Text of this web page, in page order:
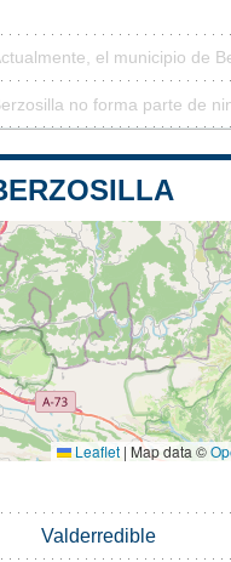
el municipio de
no forma parte de
Leaflet | Map data ©
Valderredible